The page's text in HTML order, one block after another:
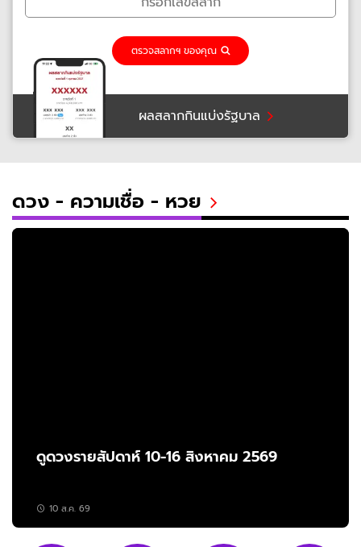
ตรวจสลากฯ ของคุณ
ผลสลากกินแบ่งรัฐบาล
ดวง - ความเชื่อ - หวย
ดูดวงรายสัปดาห์ 10-16 สิงหาคม 2569
10 ส.ค. 69